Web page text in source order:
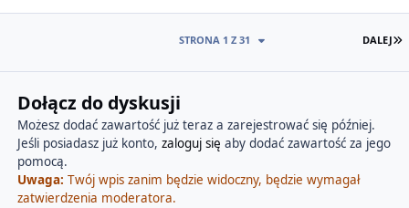
DALEJ
STRONA 1 Z 31
Dołącz do dyskusji
Możesz dodać zawartość już teraz a zarejestrować się później.
Jeśli posiadasz już konto, zaloguj się aby dodać zawartość za jego
pomocą.
Uwaga: Twój wpis zanim będzie widoczny, będzie wymagał
zatwierdzenia moderatora.